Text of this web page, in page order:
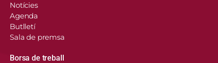
Notícies
Agenda
Butlletí
Sala de premsa
Borsa de treball